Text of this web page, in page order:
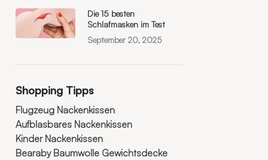
Die 15 besten
Schlafmasken im Test
September 20, 2025
Shopping Tipps
Flugzeug Nackenkissen
Aufblasbares Nackenkissen
Kinder Nackenkissen
Bearaby Baumwolle Gewichtsdecke